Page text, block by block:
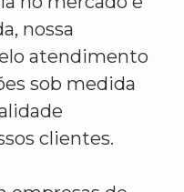
nossa
atendimento
sob medida
clientes.